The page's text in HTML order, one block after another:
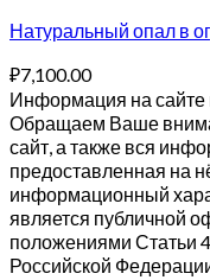
Натуральный опал в
₽7,100.00
Информация на сайте
Обращаем Ваше
сайт, а также вся
предоставленная на
информационный
является публичной
положениями Статьи
Российской